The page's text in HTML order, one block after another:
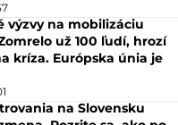
výzvy na mobilizáciu
už 100 ľudí, hrozí
kríza. Európska únia je
na Slovensku